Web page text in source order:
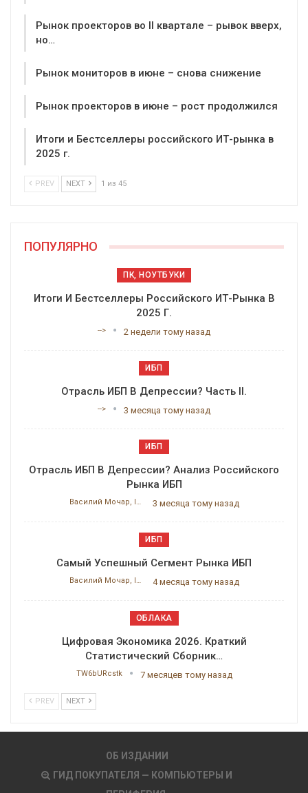
Рынок проекторов во II квартале – рывок вверх,
но…
Рынок мониторов в июне – снова снижение
Рынок проекторов в июне – рост продолжился
Итоги и Бестселлеры российского ИТ-рынка в
2025 г.
PREV NEXT 1 из 45
ПОПУЛЯРНО
ПК, НОУТБУКИ
Итоги И Бестселлеры Российского ИТ-Рынка В
2025 Г.
--> 2 недели тому назад
ИБП
Отрасль ИБП В Депрессии? Часть II.
--> 3 месяца тому назад
ИБП
Отрасль ИБП В Депрессии? Анализ Российского
Рынка ИБП
Василий Мочар, ITResearch 3 месяца тому назад
ИБП
Самый Успешный Сегмент Рынка ИБП
Василий Мочар, ITResearch 4 месяца тому назад
ОБЛАКА
Цифровая Экономика 2026. Краткий
Статистический Сборник…
TW6bURcstk 7 месяцев тому назад
PREV NEXT
ОБ ИЗДАНИИ
ГИД ПОКУПАТЕЛЯ — КОМПЬЮТЕРЫ И